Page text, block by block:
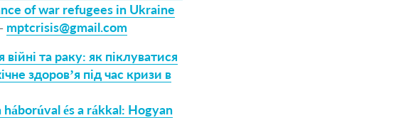
of war refugees in Ukraine
mptcrisis@gmail.com
та раку: як піклуватися
здоров’я під час кризи в
és a rákkal: Hogyan